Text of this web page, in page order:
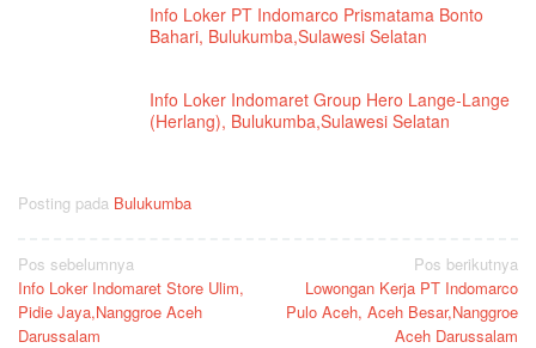
Info Loker PT Indomarco Prismatama Bonto
Bahari, Bulukumba,Sulawesi Selatan
Info Loker Indomaret Group Hero Lange-Lange
(Herlang), Bulukumba,Sulawesi Selatan
Posting pada Bulukumba
Navigasi
pos
Pos sebelumnya
Info Loker Indomaret Store Ulim,
Pidie Jaya,Nanggroe Aceh
Darussalam
Pos berikutnya
Lowongan Kerja PT Indomarco
Pulo Aceh, Aceh Besar,Nanggroe
Aceh Darussalam